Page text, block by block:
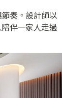
奏。設計師以
伴一家人走過